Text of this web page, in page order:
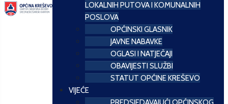
LOKALNIH PUTOVA I KOMUNALNIH
POSLOVA
OPĆINSKI GLASNIK
JAVNE NABAVKE
OGLASI I NATJEČAJI
OBAVIJESTI SLUŽBI
STATUT OPĆINE KREŠEVO
VIJEĆE